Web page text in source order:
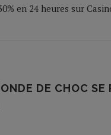
en 24 heures sur
DE CHOC SE